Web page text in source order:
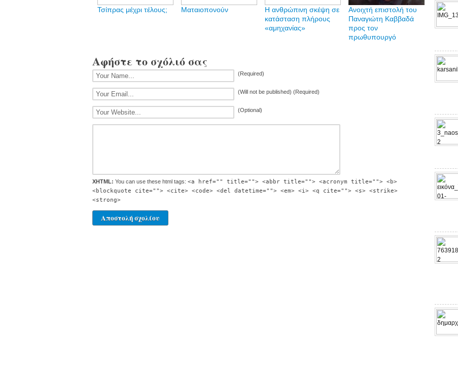
Τσίπρας μέχρι τέλους; Ματαιοπονούν
Η ανθρώπινη σκέψη σε
κατάσταση πλήρους
«αμηχανίας»
Ανοιχτή επιστολή του
Παναγιώτη Καββαδά
προς τον
πρωθυπουργό
Αφήστε το σχόλιό σας
(Required)
(Will not be published) (Required)
(Optional)
XHTML: You can use these html tags: <a href="" title=""> <abbr title=""> <acronym title=""> <b>
<blockquote cite=""> <cite> <code> <del datetime=""> <em> <i> <q cite=""> <s> <strike>
<strong>